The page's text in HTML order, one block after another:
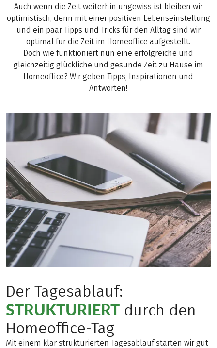
Auch wenn die Zeit weiterhin ungewiss ist bleiben wir
optimistisch, denn mit einer positiven Lebenseinstellung
und ein paar Tipps und Tricks für den Alltag sind wir
optimal für die Zeit im Homeoffice aufgestellt.
Doch wie funktioniert nun eine erfolgreiche und
gleichzeitig glückliche und gesunde Zeit zu Hause im
Homeoffice? Wir geben Tipps, Inspirationen und
Antworten!
Der Tagesablauf:
STRUKTURIERT durch den
Homeoffice-Tag
Mit einem klar strukturierten Tagesablauf starten wir gut